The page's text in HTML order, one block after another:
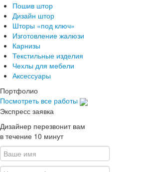
Пошив штор
Дизайн штор
Шторы «под ключ»
Изготовление жалюзи
Карнизы
Текстильные изделия
Чехлы для мебели
Аксессуары
Портфолио
Посмотреть все работы
Экспресс заявка
Дизайнер перезвонит вам
в течение 10 минут